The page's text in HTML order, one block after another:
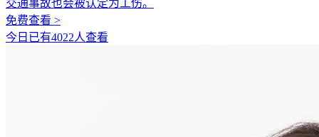
交通事故也会被认定为工伤。
免费查看 >
今日已有4022人查看